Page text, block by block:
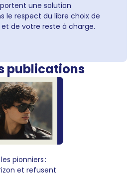
une solution
le respect du libre choix de
de votre reste à charge.
publications
pionniers :
et refusent